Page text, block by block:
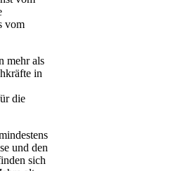
vom
mehr als
in
die
und den
sich